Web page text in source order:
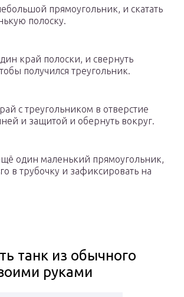
прямоугольник, и скатать
полоску.
край полоски, и свернуть
получился треугольник.
с треугольником в отверстие
и защитой и обернуть вокруг.
один маленький прямоугольник,
в трубочку и зафиксировать на
танк из обычного
руками